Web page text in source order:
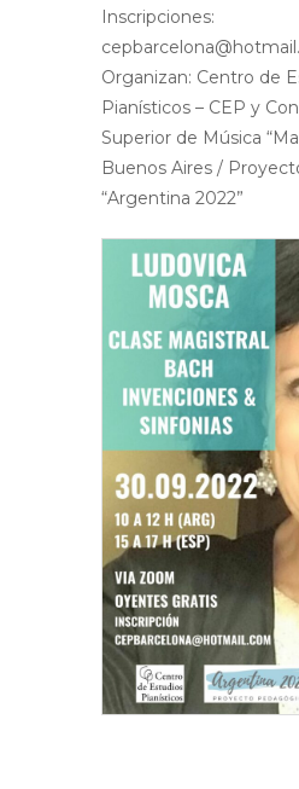
Inscripciones:
Organizan: Centro de
Pianísticos – CEP y
Superior de Música
Buenos Aires /
“Argentina 2022”